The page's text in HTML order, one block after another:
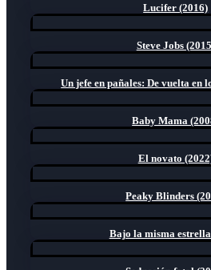
Lucifer (2016)
Steve Jobs
Un jefe en pañales: De vuelta en
Baby Mama
El novato
Peaky Blinders
Bajo la misma